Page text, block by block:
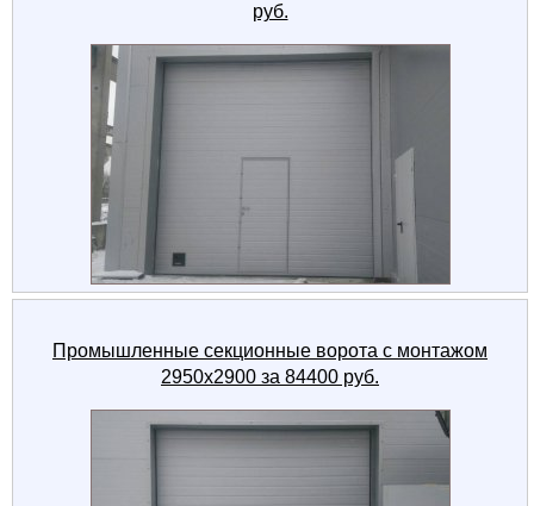
руб.
Промышленные секционные ворота с монтажом
2950x2900 за 84400 руб.